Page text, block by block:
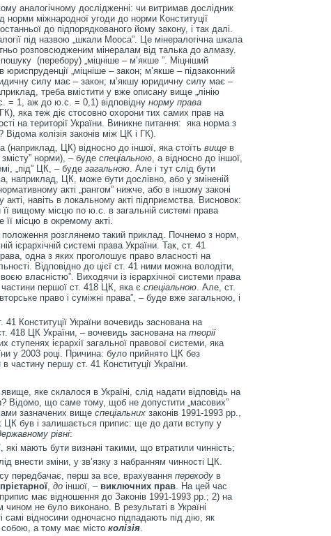
аналогічному дослідженні: чи витримав дослідник
міжнародної угоди до норми Конституції
до підпорядкованого йому закону, і так далі.
під назвою „шкали Мооса”. Це мінералогічна шкала
розповсюдженим мінералам від талька до алмазу.
(перебору) „міцніше – м’якше ”. Міцніший
„міцніше – закон; м’якше – підзаконний
силу має – закон; м’якшу юридичну силу має –
треба вмістити у вже описану вище „лінію
= 1, аж до ю.с. = 0,1) відповідну норму права
яка теж діє стосовно охорони тих самих прав на
на території України. Виникне питання: яка норма з
колізія законів між ЦК і ГК).
ЦК) відносно до іншої, яка стоїть вище в
змісту” норми), – буде спеціальною, а відносно до іншої,
„під” ЦК, – буде загальною. Але і тут слід бути
ЦК, може бути дослівно, або у зміненій
акті „рангом” нижче, або в іншому законі
акті, навіть в локальному акті підприємства. Висновок:
вищому місцю по ю.с. в загальній системі права
її місцю в окремому акті.
розглянемо такий приклад. Почнемо з норм,
ієрархічній системі права України. Так, ст. 41
одна з яких проголошує право власності на
Відповідно до цієї ст. 41 ними можна володіти,
власністю”. Виходячи із ієрархічної системи права
частини першої ст. 418 ЦК, яка є спеціальною. Але, ст.
право і суміжні права”, – буде вже загальною, і
Конституції України вочевидь заснована на
418 ЦК України, – вочевидь заснована натеорії
ступенях ієрархії загальної правової системи, яка
у 2003 році. Причина: було прийнято ЦК без
частину першу ст. 41 Конституції України.
яке склалося в Україні, слід надати відповідь на
Відомо, що саме тому, щоб не допустити „масових”
зазначених вище спеціальних законів 1991-1993 рр.,
ЦК був і залишається припис: ще до дати вступу у
рівні:
які мають бути визнані такими, що втратили чинність;
внести зміни, у зв’язку з набранням чинності ЦК.
передбачає, перш за все, врахування переходу в
, до іншої, – виключних прав. На цей час
має відношення до Законів 1991-1993 рр.; 2) на
чином не було виконано. В результаті в Україні
самі відносини одночасно підпадають під дію, як
собою, а тому має місто колізія.